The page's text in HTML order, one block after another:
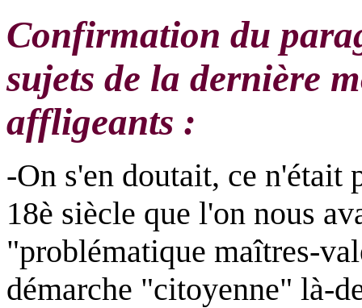
Confirmation du
sujets de la dernière
affligeants :
-On s'en doutait, ce n'était
18è siècle que l'on nous
"problématique maîtres-
démarche "citoyenne" là-